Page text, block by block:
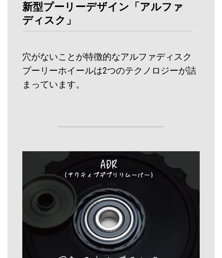
新型プーリーデザイン「アルファ
ディスク」
穴がないことが特徴的なアルファディスク
プーリーホイールは2つのテクノロジーが詰
まっています。